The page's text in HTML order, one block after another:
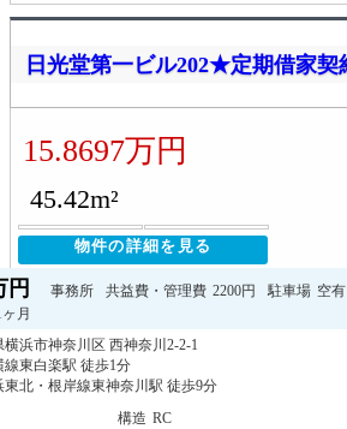
日光堂第一ビル202★定期借家契
15.8697万円
45.42m²
物件の詳細を見る
円 事務所 共益費・管理費 2200円 駐車場 空
月
横浜市神奈川区 西神奈川2-2-1
線東白楽駅 徒歩1分
東北・根岸線東神奈川駅 徒歩9分
構造 RC